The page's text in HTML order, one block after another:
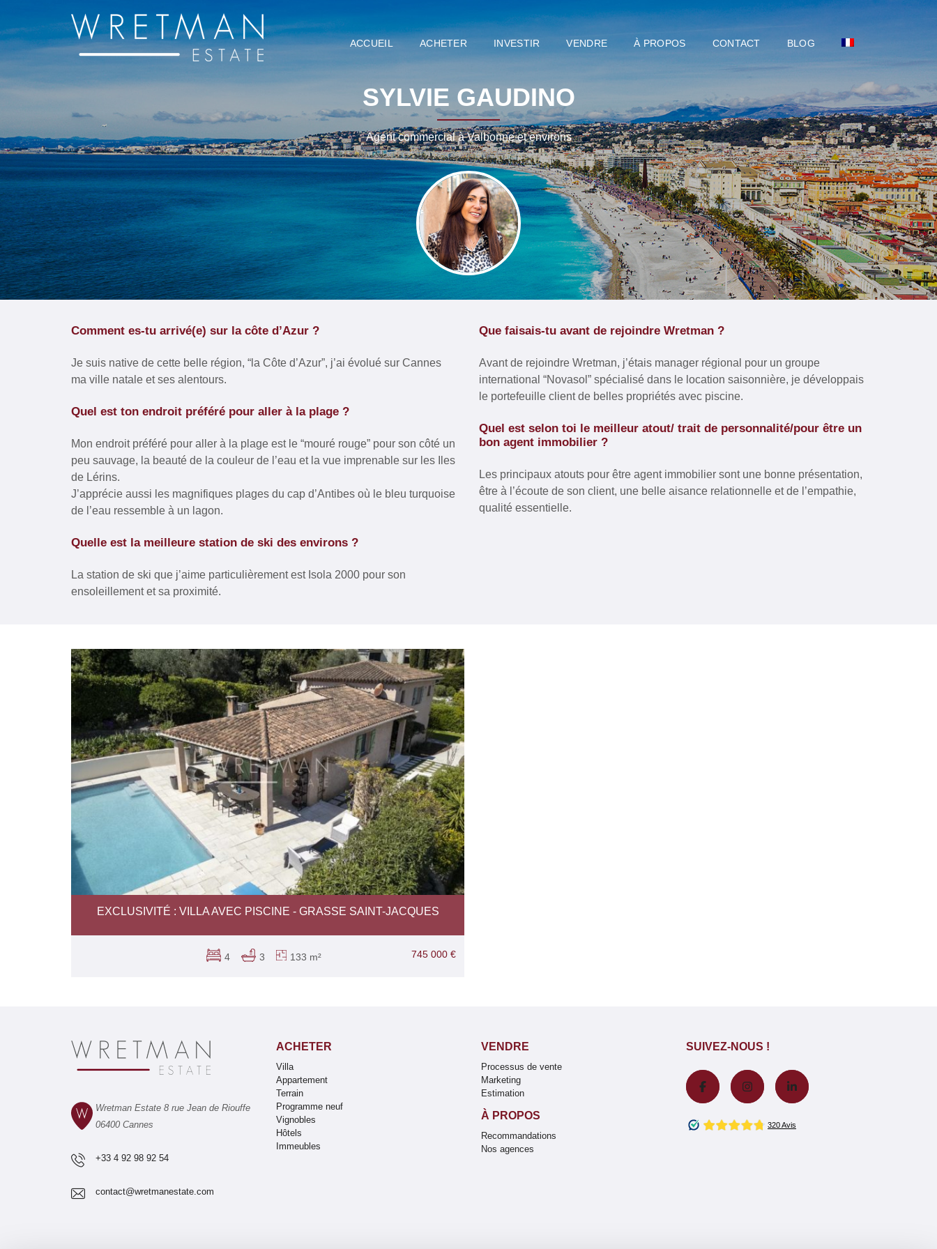
ACCUEIL ACHETER INVESTIR VENDRE À PROPOS CONTACT BLOG
SYLVIE GAUDINO
Agent commercial à Valbonne et environs
Comment es-tu arrivé(e) sur la côte d’Azur ?
Je suis native de cette belle région, “la Côte d’Azur”, j’ai évolué sur Cannes
ma ville natale et ses alentours.
Quel est ton endroit préféré pour aller à la plage ?
Mon endroit préféré pour aller à la plage est le “mouré rouge” pour son côté un
peu sauvage, la beauté de la couleur de l’eau et la vue imprenable sur les Iles
de Lérins.
J’apprécie aussi les magnifiques plages du cap d’Antibes où le bleu turquoise
de l’eau ressemble à un lagon.
Quelle est la meilleure station de ski des environs ?
La station de ski que j’aime particulièrement est Isola 2000 pour son
ensoleillement et sa proximité.
Que faisais-tu avant de rejoindre Wretman ?
Avant de rejoindre Wretman, j’étais manager régional pour un groupe
international “Novasol” spécialisé dans le location saisonnière, je développais
le portefeuille client de belles propriétés avec piscine.
Quel est selon toi le meilleur atout/ trait de personnalité/pour être un
bon agent immobilier ?
Les principaux atouts pour être agent immobilier sont une bonne présentation,
être à l’écoute de son client, une belle aisance relationnelle et de l’empathie,
qualité essentielle.
EXCLUSIVITÉ : VILLA AVEC PISCINE - GRASSE SAINT-JACQUES
745 000 €
4 3 133 m²
Wretman Estate 8 rue Jean de Riouffe
06400 Cannes
+33 4 92 98 92 54
contact@wretmanestate.com
ACHETER
Villa
Appartement
Terrain
Programme neuf
Vignobles
Hôtels
Immeubles
VENDRE
Processus de vente
Marketing
Estimation
À PROPOS
Recommandations
Nos agences
SUIVEZ-NOUS !